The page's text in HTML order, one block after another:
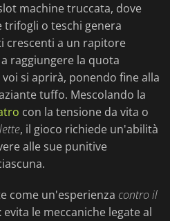
machine truccata, dove
o teschi genera
crescenti a un rapitore
raggiungere la quota
si aprirà, ponendo fine alla
tuffo. Mescolando la
con la tensione da vita o
, il gioco richiede un'abilità
alle sue punitive
come un'esperienza contro il
evita le meccaniche legate al